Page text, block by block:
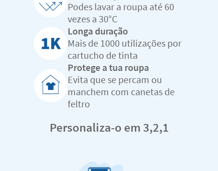
Podes lavar a roupa até 60
vezes a 30°C
Longa duração
Mais de 1000 utilizações por
cartucho de tinta
Protege a tua roupa
Evita que se percam ou
manchem com canetas de
feltro
Personaliza-o em 3,2,1